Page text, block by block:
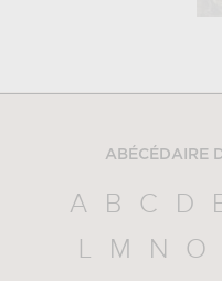
ABÉCÉDAIRE
A B C D
L
M N O